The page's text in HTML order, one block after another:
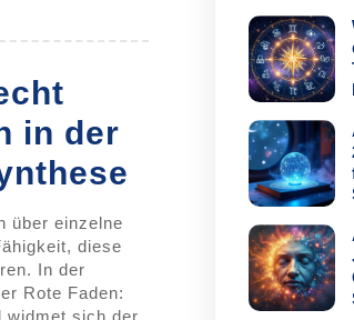
in der
über einzelne
diese
In der
Rote Faden:
widmet sich der